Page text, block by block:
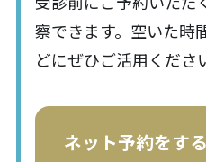
察できます。空いた時
どにぜひご活用くださ
ネット予約をする